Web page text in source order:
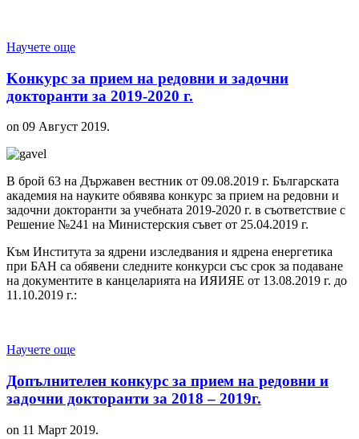
Научете още
Kонкурс за прием на редовни и задочни
докторанти за 2019-2020 г.
on 09 Август 2019.
В брой 63 на Държавен вестник от 09.08.2019 г. Българската
академия на науките обявява конкурс за прием на редовни и
задочни докторанти за учебната 2019-2020 г. в съответствие с
Решение №241 на Министерския съвет от 25.04.2019 г.
Към Института за ядрени изследвания и ядрена енергетика
при БАН са обявени следните конкурси със срок за подаване
на документите в канцеларията на ИЯИЯЕ от 13.08.2019 г. до
11.10.2019 г.:
Научете още
Допълнителен конкурс за прием на редовни и
задочни докторанти за 2018 – 2019г.
on 11 Март 2019.